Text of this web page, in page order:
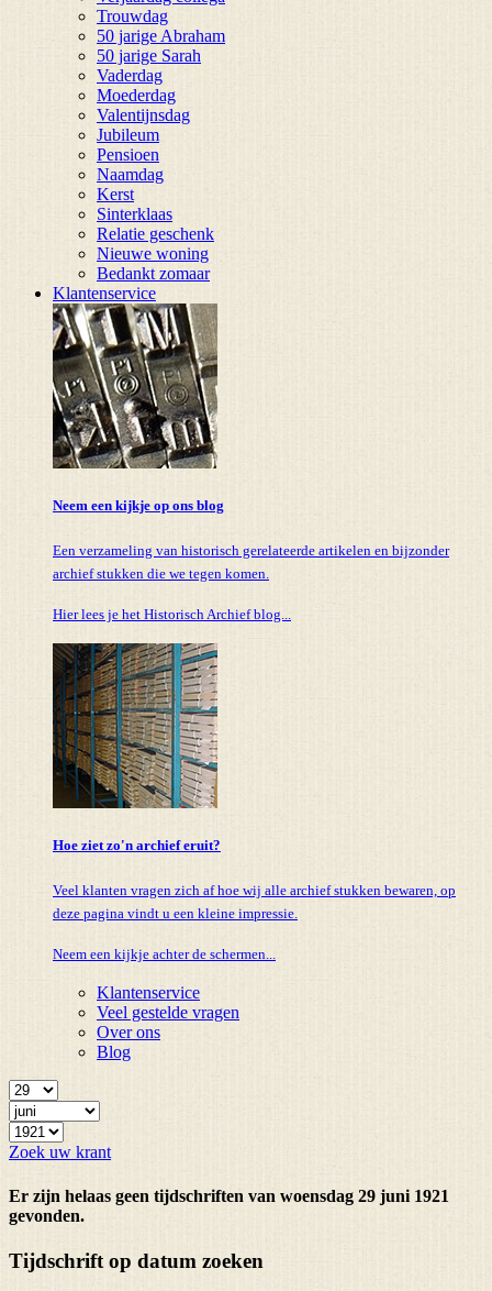
Trouwdag
50 jarige Abraham
50 jarige Sarah
Vaderdag
Moederdag
Valentijnsdag
Jubileum
Pensioen
Naamdag
Kerst
Sinterklaas
Relatie geschenk
Nieuwe woning
Bedankt zomaar
Klantenservice
Neem een kijkje op ons blog
Een verzameling van historisch gerelateerde artikelen en bijzonder
archief stukken die we tegen komen.
Hier lees je het Historisch Archief blog...
Hoe ziet zo'n archief eruit?
Veel klanten vragen zich af hoe wij alle archief stukken bewaren, op
deze pagina vindt u een kleine impressie.
Neem een kijkje achter de schermen...
Klantenservice
Veel gestelde vragen
Over ons
Blog
Zoek uw krant
Er zijn helaas geen tijdschriften van woensdag 29 juni 1921
gevonden.
Tijdschrift op datum zoeken